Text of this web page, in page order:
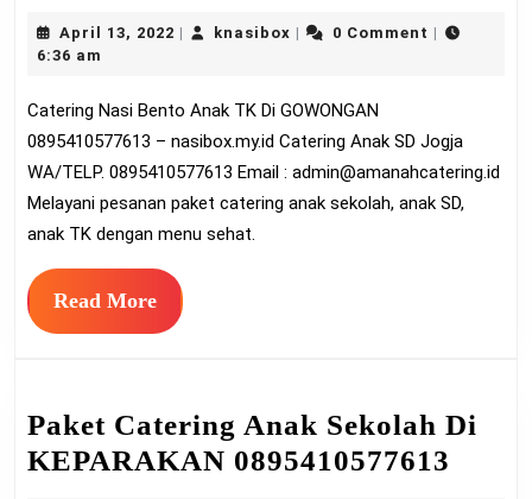
Bento
Di
April 13, 2022 Aprilknasiboxknasibox0 Comment
6:36 am
Catering Nasi Bento Anak TK Di GOWONGAN
0895410577613 – nasibox.my.id Catering Anak SD Jogja
WA/TELP. 0895410577613 Email : admin@amanahcatering.id
Melayani pesanan paket catering anak sekolah, anak SD,
anak TK dengan menu sehat.
Read MoreRead
More
Paket Catering Anak Sekolah Di
KEPARAKAN 0895410577613